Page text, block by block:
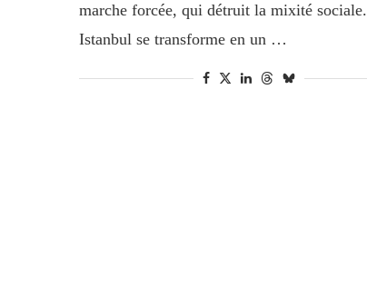
marche forcée, qui détruit la mixité sociale.
Istanbul se transforme en un …